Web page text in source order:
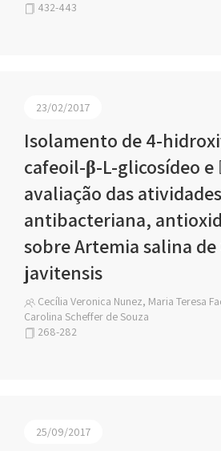
432-443
23/02/2017
Isolamento de 4-
cafeoil-β-L-glicosídeo
avaliação das atividades
antibacteriana,
sobre Artemia salina de
javitensis
Cecília Veronica Nunez, Maria Teresa
Carolina Scheffer de Souza
268-282
25/09/2017